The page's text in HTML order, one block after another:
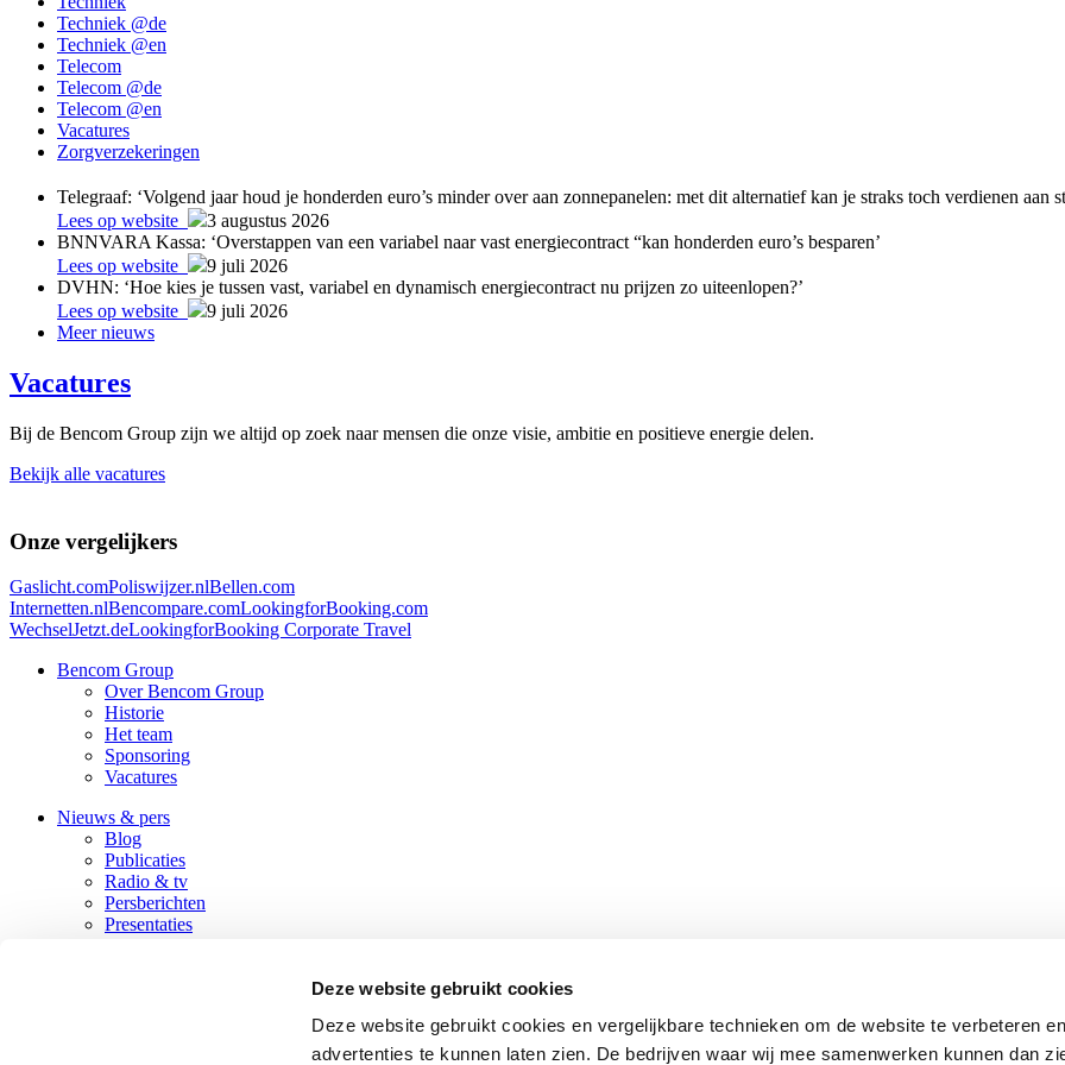
Deze website gebruikt cookies
Deze website gebruikt cookies en vergelijkbare technieken om de website te verbeteren
advertenties te kunnen laten zien. De bedrijven waar wij mee samenwerken kunnen dan
Techniek @de
Techniek @en
Telecom
Telecom @de
Telecom @en
Vacatures
Zorgverzekeringen
Telegraaf: ‘Volgend jaar houd je honderden euro’s minder over aan zonnepanelen: met dit alternatief kan je straks toch verdienen aan
Lees op website
3 augustus 2026
BNNVARA Kassa: ‘Overstappen van een variabel naar vast energiecontract “kan honderden euro’s besparen’
Lees op website
9 juli 2026
DVHN: ‘Hoe kies je tussen vast, variabel en dynamisch energiecontract nu prijzen zo uiteenlopen?’
Lees op website
9 juli 2026
Meer nieuws
Vacatures
Bij de Bencom Group zijn we altijd op zoek naar mensen die onze visie, ambitie en positieve energie delen.
Bekijk alle vacatures
Onze vergelijkers
Gaslicht.comPoliswijzer.nlBellen.com
Internetten.nlBencompare.comLookingforBooking.com
WechselJetzt.deLookingforBooking Corporate Travel
Bencom Group
Over Bencom Group
Historie
Het team
Sponsoring
Vacatures
Nieuws & pers
Blog
Publicaties
Radio & tv
Persberichten
Presentaties
info@bencom.nl